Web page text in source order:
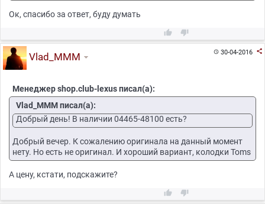
Ок, спасибо за ответ, буду думать
 
30-04-2016 
Vlad_MMM
Менеджер shop.club-lexus писал(а):
Vlad_MMM писал(а):
Добрый день! В наличии 04465-48100 есть?
Добрый вечер. К сожалению оригинала на данный момент
нету. Но есть не оригинал. И хороший вариант, колодки Toms
А цену, кстати, подскажите?
 